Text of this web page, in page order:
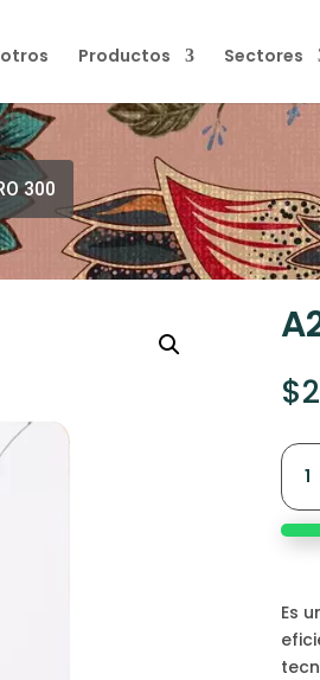
Productos Sectores
300
$
PRO
300
Es